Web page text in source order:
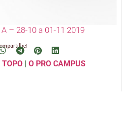
– 28-10 a 01-11 2019
TOPO| O PRO CAMPUS